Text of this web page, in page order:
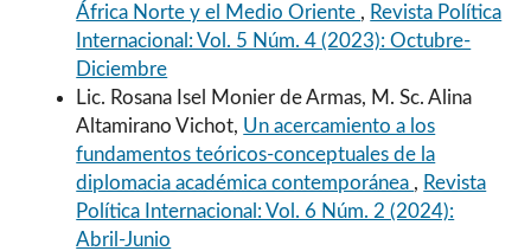
África Norte y el Medio Oriente , Revista Política
Internacional: Vol. 5 Núm. 4 (2023): Octubre-
Diciembre
Lic. Rosana Isel Monier de Armas, M. Sc. Alina
Altamirano Vichot, Un acercamiento a los
fundamentos teóricos-conceptuales de la
diplomacia académica contemporánea , Revista
Política Internacional: Vol. 6 Núm. 2 (2024):
Abril-Junio